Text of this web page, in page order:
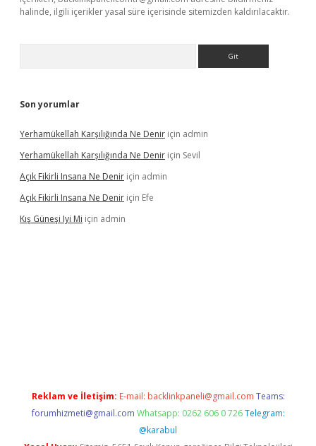
halinde, ilgili içerikler yasal süre içerisinde sitemizden kaldırılacaktır.
Son yorumlar
Yerhamükellah Karşılığında Ne Denir için admin
Yerhamükellah Karşılığında Ne Denir için Sevil
Açık Fikirli Insana Ne Denir için admin
Açık Fikirli Insana Ne Denir için Efe
Kış Güneşi Iyi Mi için admin
Reklam ve İletişim: E-mail: backlinkpaneli@gmail.com Teams:
forumhizmeti@gmail.com Whatsapp: 0262 606 0 726 Telegram:
@karabul